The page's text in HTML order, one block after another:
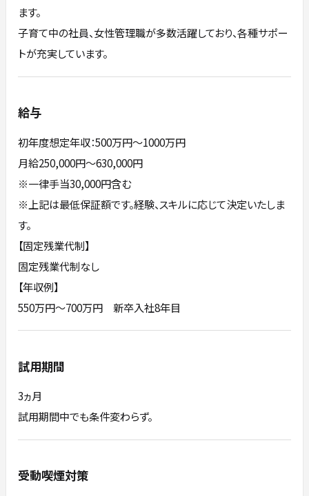
ます。
子育て中の社員、女性管理職が多数活躍しており、各種サポー
トが充実しています。
給与
初年度想定年収：500万円〜1000万円
月給250,000円～630,000円
※一律手当30,000円含む
※上記は最低保証額です。経験、スキルに応じて決定いたしま
す。
【固定残業代制】
固定残業代制なし
【年収例】
550万円～700万円 新卒入社8年目
試用期間
3ヵ月
試用期間中でも条件変わらず。
受動喫煙対策